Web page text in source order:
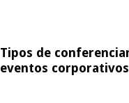
Tipos de
eventos